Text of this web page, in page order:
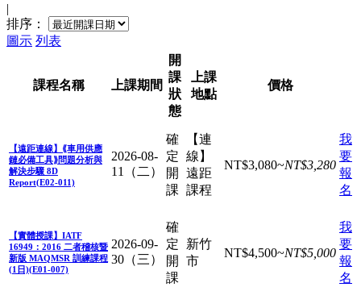
|
排序：
圖示 列表
課程名稱 上課期間
開
課
狀
態
上課
地點
價格
【遠距連線】⟪車用供應
鏈必備工具⟫問題分析與
解決步驟 8D
Report(E02-011)
2026-08-
11（二）
確
定
開
課
【連
線】
遠距
課程
NT$3,080~NT$3,280
我
要
報
名
【實體授課】IATF
16949：2016 二者稽核暨
新版 MAQMSR 訓練課程
(1日)(E01-007)
2026-09-
30（三）
確
定
開
課
新竹
市
NT$4,500~NT$5,000
我
要
報
名